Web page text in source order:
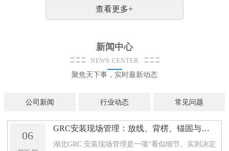
查看更多+
新闻中心
NEWS CENTER
聚焦天下事，实时最新动态
公司新闻 行业动态 常见问题
06
GRC安装现场管理：放线、背楞、锚固与缝处理的
湖北GRC 安装现场管理是一项“看似细节、实则决定